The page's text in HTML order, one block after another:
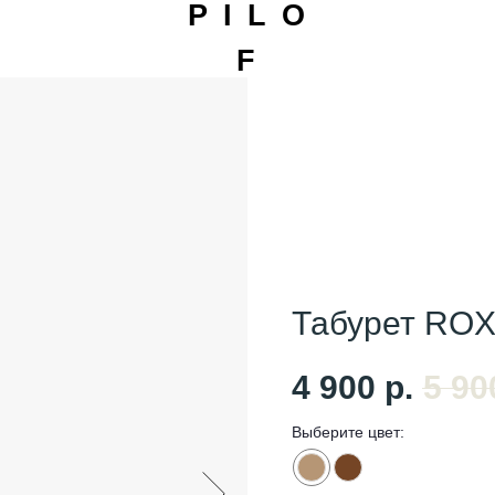
P I L O
F
Табурет
4 900 р. 5
Выберите цвет: